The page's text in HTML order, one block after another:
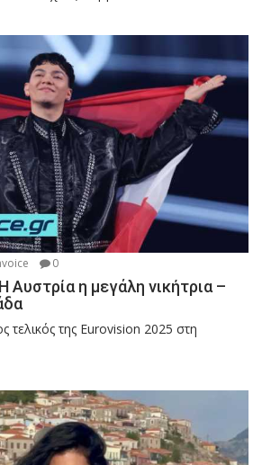
0
Αυστρία η μεγάλη νικήτρια –
της Eurovision 2025 στη